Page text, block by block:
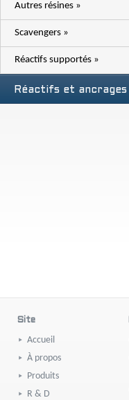
Autres résines »
Scavengers »
Réactifs supportés »
Réactifs et ancrages
Site
Accueil
À propos
Produits
R & D